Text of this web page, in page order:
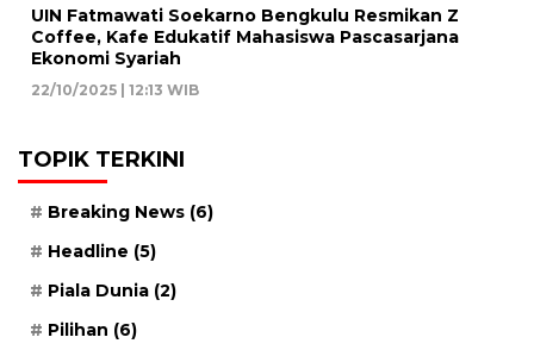
UIN Fatmawati Soekarno Bengkulu Resmikan Z
Coffee, Kafe Edukatif Mahasiswa Pascasarjana
Ekonomi Syariah
22/10/2025 | 12:13 WIB
TOPIK TERKINI
Breaking News (6)
Headline (5)
Piala Dunia (2)
Pilihan (6)